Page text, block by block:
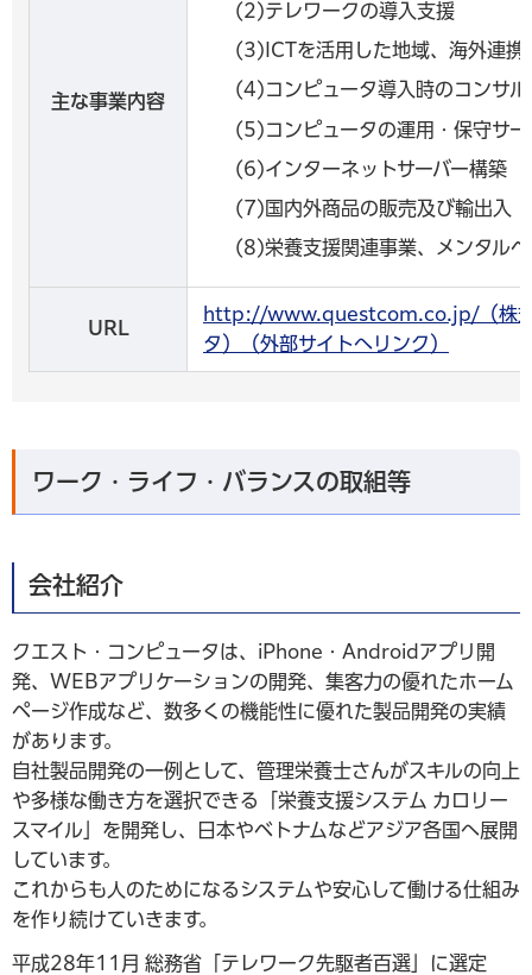
主な事業内容
(2)テレワークの導入支援
(3)ICTを活用した地域、海外連携
(4)コンピュータ導入時のコンサ
(5)コンピュータの運用・保守サー
(6)インターネットサーバー構築
(7)国内外商品の販売及び輸出入
(8)栄養支援関連事業、メンタル
URL
http://www.questcom.co.jp/（株式
タ）（外部サイトへリンク）
ワーク・ライフ・バランスの取組等
会社紹介
クエスト・コンピュータは、iPhone・Androidアプリ開
発、WEBアプリケーションの開発、集客力の優れたホーム
ページ作成など、数多くの機能性に優れた製品開発の実績
があります。
自社製品開発の一例として、管理栄養士さんがスキルの向上
や多様な働き方を選択できる「栄養支援システム カロリー
スマイル」を開発し、日本やベトナムなどアジア各国へ展開
しています。
これからも人のためになるシステムや安心して働ける仕組み
を作り続けていきます。
平成28年11月 総務省「テレワーク先駆者百選」に選定